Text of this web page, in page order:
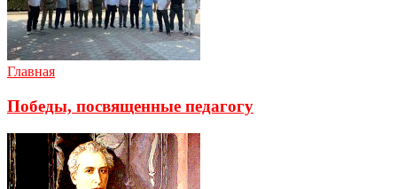
Главная
Победы, посвященные педагогу